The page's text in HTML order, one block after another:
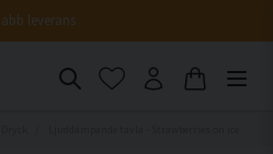
leverans